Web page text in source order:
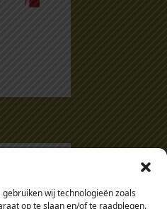
wij technologieën zoals
op te slaan en/of te raadplegen.